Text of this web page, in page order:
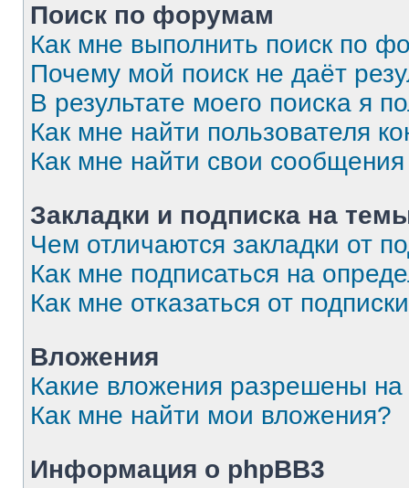
Поиск по форумам
Как мне выполнить поиск по
Почему мой поиск не даёт
В результате моего поиска я
Как мне найти пользователя
Как мне найти свои
Закладки и подписка на
Чем отличаются закладки от
Как мне подписаться на
Как мне отказаться от
Вложения
Какие вложения разрешены
Как мне найти мои вложения?
Информация о phpBB3